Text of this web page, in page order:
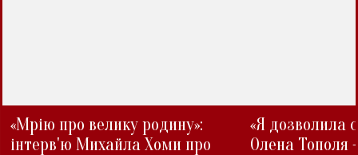
«Мрію про велику родину»:
інтерв'ю Михайла Хоми про
«Я дозволила
Олена Тополя